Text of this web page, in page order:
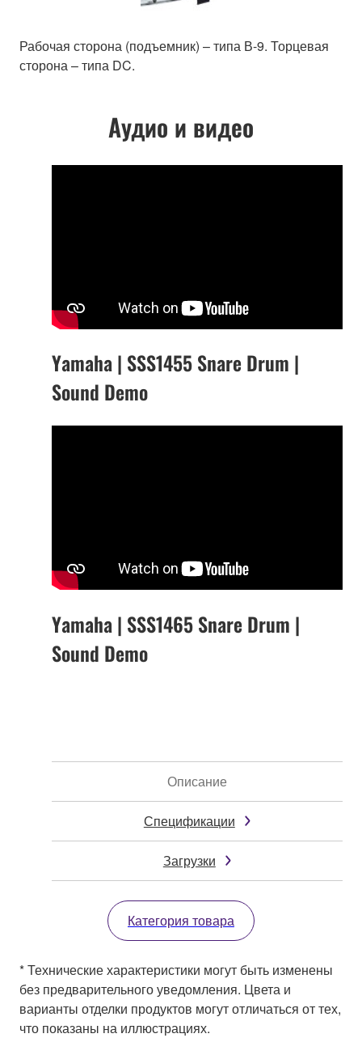
Рабочая сторона (подъемник) – типа В-9. Торцевая
сторона – типа DC.
Аудио и видео
Yamaha | SSS1455 Snare Drum |
Sound Demo
Yamaha | SSS1465 Snare Drum |
Sound Demo
Описание
Спецификации
Загрузки
Категория товара
* Технические характеристики могут быть изменены
без предварительного уведомления. Цвета и
варианты отделки продуктов могут отличаться от тех,
что показаны на иллюстрациях.